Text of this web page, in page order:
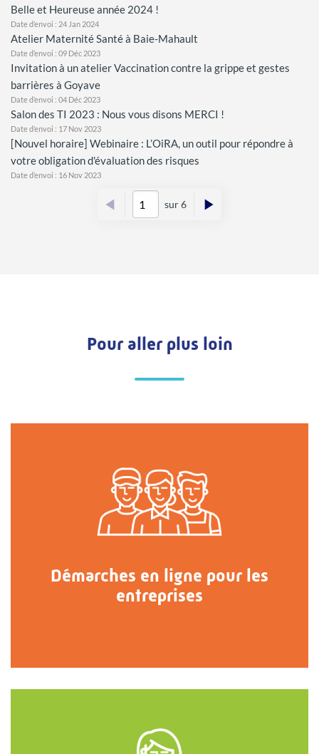
Belle et Heureuse année 2024 !
Date d’envoi : 24 Jan 2024
Atelier Maternité Santé à Baie-Mahault
Date d’envoi : 09 Déc 2023
Invitation à un atelier Vaccination contre la grippe et gestes
barrières à Goyave
Date d’envoi : 04 Déc 2023
Salon des TI 2023 : Nous vous disons MERCI !
Date d’envoi : 17 Nov 2023
[Nouvel horaire] Webinaire : L’OiRA, un outil pour répondre à
votre obligation d'évaluation des risques
Date d’envoi : 16 Nov 2023
sur 6
Pour aller plus loin
Démarches en ligne pour les
entreprises